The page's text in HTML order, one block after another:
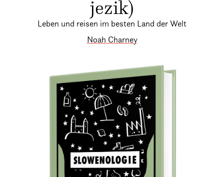
Akcije
Beletrinini projekti
Prijava na e-novice
Foreign Rights
jezik)
Leben und reisen im besten Land der Welt
Noah Charney